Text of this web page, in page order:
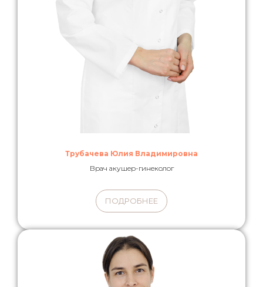
Трубачева Юлия Владимировна
Врач акушер-гинеколог
ПОДРОБНЕЕ